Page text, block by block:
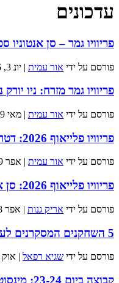
עדכונים
פריוויו גמר – סן אנטוניו
פורסם על ידי אור עמית | יונ 3, 2026
פריוויו גמר מזרח: ניו
פורסם על ידי אור עמית | מאי 19, 2026
פריוויו פלייאוף 2026: דטרויט פיסטונס-אורלנדו מג'יק...
פורסם על ידי אור עמית אפר 19, 2026
פריוויו פלייאוף 2026: סן אנטוניו ספרס – פורט...
פורסם על ידי אריק גנות | אפר 18, 2026
5 השחקנים המסקרנים לעונת 23-24
פורסם על ידי שגיא רפאל | אוק 24, 2023
קבוצה ביום 23-24: מינסוטה טימברוולבס...